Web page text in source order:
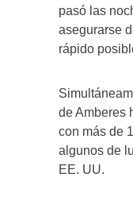
pasó las
asegurarse
rápido
de Amberes
con más de
algunos de
EE. UU.